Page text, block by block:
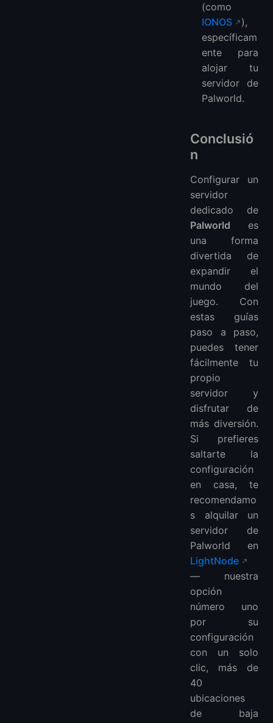
(como
IONOS
),
específicam
ente para
alojar tu
servidor de
Palworld.
Conclusió
n
Configurar un
servidor
dedicado de
Palworld es
una forma
divertida de
expandir el
mundo del
juego. Con
estas guías
paso a paso,
puedes tener
fácilmente tu
propio
servidor y
disfrutar de
más diversión.
Si prefieres
saltarte la
configuración
en casa, te
recomendamo
s alquilar un
servidor de
Palworld en
LightNode
— nuestra
opción
número uno
por su
configuración
con un solo
clic, más de
40
ubicaciones
de baja